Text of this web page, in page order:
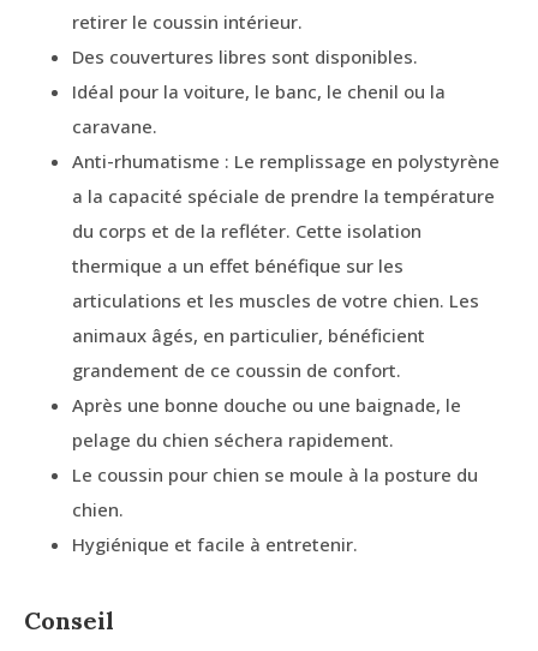
retirer le coussin intérieur.
Des couvertures libres sont disponibles.
Idéal pour la voiture, le banc, le chenil ou la
caravane.
Anti-rhumatisme : Le remplissage en polystyrène
a la capacité spéciale de prendre la température
du corps et de la refléter. Cette isolation
thermique a un effet bénéfique sur les
articulations et les muscles de votre chien. Les
animaux âgés, en particulier, bénéficient
grandement de ce coussin de confort.
Après une bonne douche ou une baignade, le
pelage du chien séchera rapidement.
Le coussin pour chien se moule à la posture du
chien.
Hygiénique et facile à entretenir.
Conseil